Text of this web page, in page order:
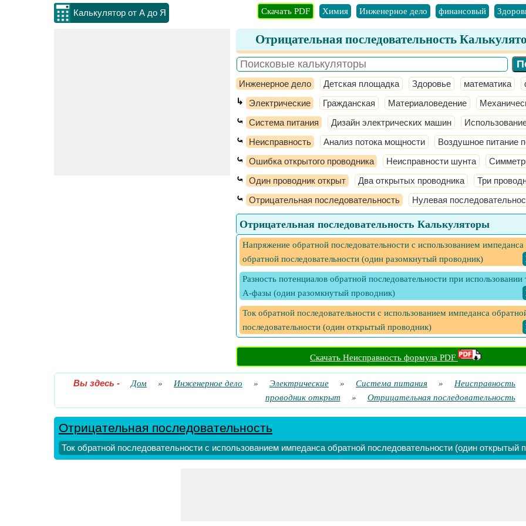
Калькулятор от А до Я Скачать PDF Химия Инженерное дело финансовый
Отрицательная последовательность
Инженерное дело Детская площадка Здоровье математика
↳ Электрические Гражданская Материаловедение
⤿ Система питания Дизайн электрических машин Использование
⤿ Неисправность Анализ потока мощности Воздушное питание
⤿ Ошибка открытого проводника Неисправности шунта
⤿ Один проводник открыт Два открытых проводника Три
⤿ Отрицательная последовательность Нулевая
Отрицательная последовательность Калькуляторы
Напряжение обратной последовательности с использованием импеданса
обратной последовательности (один разомкнутый проводник)
Разность потенциалов обратной последовательности при использовании
А-фазы (один разомкнутый проводник)
Ток обратной последовательности с использованием импеданса
последовательности (один открытый проводник)
Скачать Неисправность формула PDF
Вы здесь - Дом » Инженерное дело » Электрические » Система питания » Неисправность
проводник открыт
» Отрицательная последовательность
Отрицательная последовательность
Ток обратной последовательности с использованием импеданса обратной последовательности (один открытый